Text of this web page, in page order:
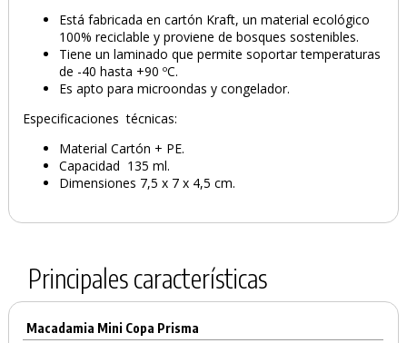
PRODUCTO AÑADIDO AL CARRITO
Está fabricada en cartón Kraft, un material ecológico
100% reciclable y proviene de bosques sostenibles.
Tiene un laminado que permite soportar temperaturas
de -40 hasta +90 ºC.
Es apto para microondas y congelador.
Especificaciones técnicas:
Material Cartón + PE.
Capacidad 135 ml.
Dimensiones 7,5 x 7 x 4,5 cm.
Principales características
Macadamia Mini Copa Prisma